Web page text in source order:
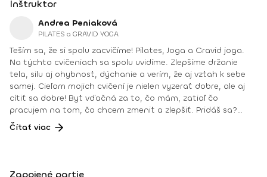
Inštruktor
Andrea Peniaková
PILATES a GRAVID YOGA
Teším sa, že si spolu zacvičíme! Pilates, Joga a Gravid joga.
Na týchto cvičeniach sa spolu uvidíme. Zlepšíme držanie
tela, silu aj ohybnosť, dýchanie a verím, že aj vzťah k sebe
samej. Cieľom mojich cvičení je nielen vyzerať dobre, ale aj
cítiť sa dobre! Byť vďačná za to, čo mám, zatiaľ čo
pracujem na tom, čo chcem zmeniť a zlepšiť. Pridáš sa?
Teším sa na teba na online lekciách vo Fitshakeri, aj vo
Fitshaker podcaste! Taktiež osobne na mojich hodinách v
týchto stránkach: FB: www.facebook.com/flowandrea9 IG :
Čítať viac
Zapojené partie